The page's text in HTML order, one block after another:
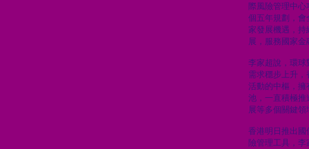
際風險管理中
個五年規劃，會
家發展機遇，持
展，服務國家
李家超說，環球
需求穩步上升
活動的中樞，擁
池，一直積極推
展等多個關鍵領
香港明日推出國
險管理工具，